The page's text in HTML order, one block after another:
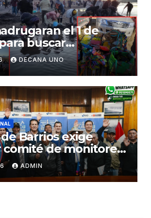
el 1 de
buscar
en los ríos y
challa por la
la prosperidad
DECANA UNO
Barrios exige
comité de monitoreo
por presuntos
de interés y
ADMIN